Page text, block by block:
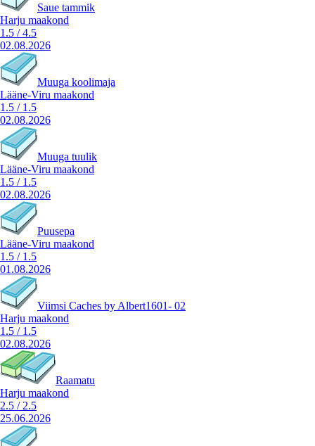
Saue tammik
Harju maakond
1.5 /4.5
02.08.2026
Muuga koolimaja
Lääne-Viru maakond
1.5 / 1.5
02.08.2026
Muuga tuulik
Lääne-Viru maakond
1.5 / 1.5
02.08.2026
Puusepa
Lääne-Viru maakond
1.5 / 1.5
01.08.2026
Viimsi Caches by Albert1601- 02
Harju maakond
1.5 / 1.5
02.08.2026
Raamatu
Harju maakond
2.5 / 2.5
25.06.2026